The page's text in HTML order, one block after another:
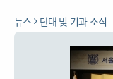
뉴스 단대 및 기과 소식